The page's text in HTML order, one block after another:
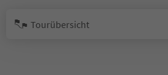
Tourübersicht